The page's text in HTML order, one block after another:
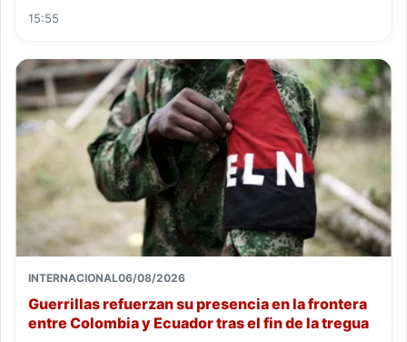
15:55
INTERNACIONAL06/08/2026
Guerrillas refuerzan su presencia en la frontera
entre Colombia y Ecuador tras el fin de la tregua